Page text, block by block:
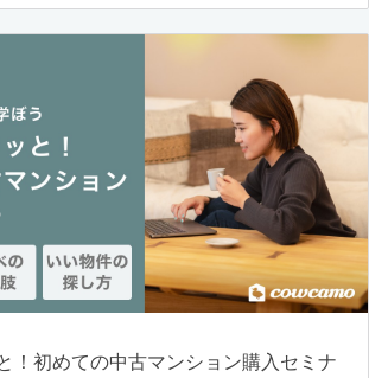
！初めての中古マンション購入セミナ